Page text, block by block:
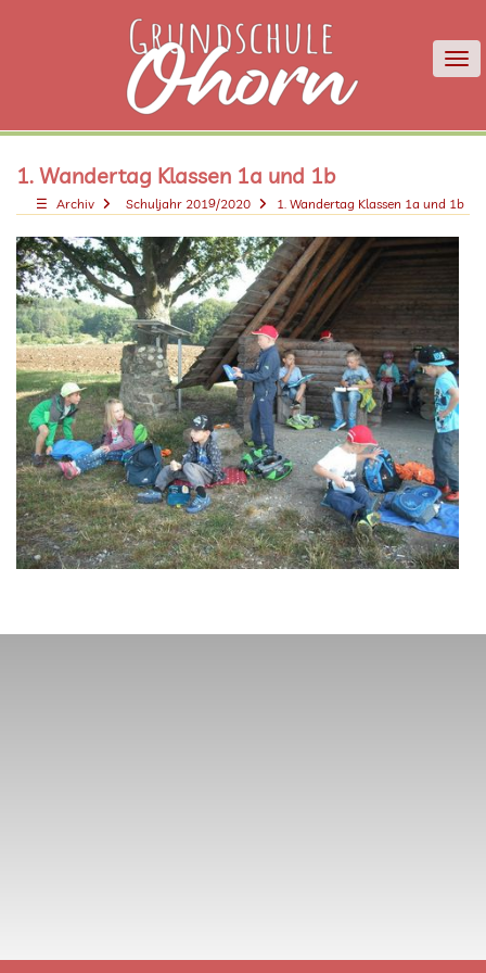
1. Wandertag Klassen 1a und 1b
Archiv Schuljahr 2019/2020 1. Wandertag Klassen 1a und 1b